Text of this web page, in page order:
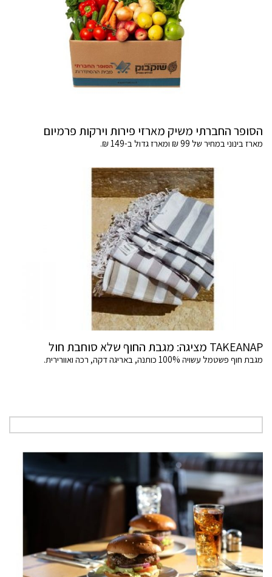
הסופר החברתי משיק מארזי פירות וירקות פרמיום
מארז בינוני במחיר של 99 ₪ ומארז גדול ב-149 ₪.
TAKEANAP מציגה: מגבת החוף שלא סוחבת חול
מגבת חוף פשטמל עשויה 100% כותנה, באריגה דקה, רכה ואוורירית.